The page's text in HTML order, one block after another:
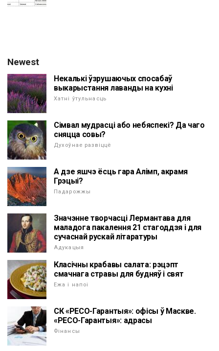
Newest
Некалькі ўзрушаючых спосабаў
выкарыстання лаванды на кухні
Хатні ўтульнасць
Сімвал мудрасці або небяспекі? Да чаго
сняцца совы?
Духоўнае развіццё
А дзе яшчэ ёсць гара Алімп, акрамя
Грэцыі?
Падарожжы
Значэнне творчасці Лермантава для
маладога пакалення 21 стагоддзя і для
сучаснай рускай літаратуры
Адукацыя
Класічны крабавы салата: рэцэпт
смачнага стравы для будняў і свят
Ежа і напоі
СК «РЕСО-Гарантыя»: офісы ў Маскве.
«РЕСО-Гарантыя»: адрасы
Фінансы